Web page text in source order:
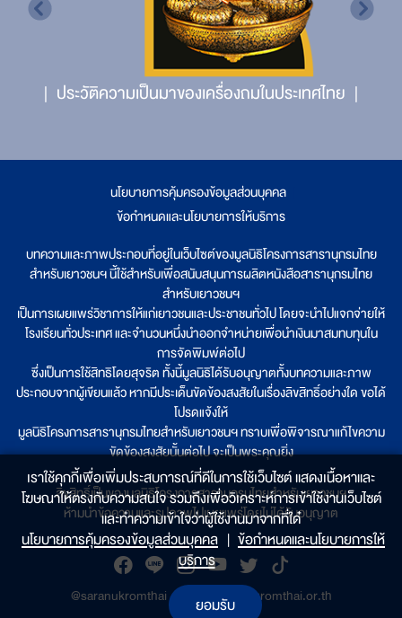
ประวัติความเป็นมาของเครื่องถมในประเทศไทย
นโยบายการคุ้มครองข้อมูลส่วนบุคคล
ข้อกำหนดและนโยบายการให้บริการ
บทความและภาพประกอบที่อยู่ในเว็บไซต์ของมูลนิธิโครงการสารานุกรมไทย
สำหรับเยาวชนฯ นี้ใช้สำหรับเพื่อสนับสนุนการผลิตหนังสือสารานุกรมไทย
สำหรับเยาวชนฯ
เป็นการเผยแพร่วิชาการให้แก่เยาวชนและประชาชนทั่วไป โดยจะนำไปแจกจ่ายให้
โรงเรียนทั่วประเทศ และจำนวนหนึ่งนำออกจำหน่ายเพื่อนำเงินมาสมทบทุนใน
การจัดพิมพ์ต่อไป
ซึ่งเป็นการใช้สิทธิโดยสุจริต ทั้งนี้มูลนิธิได้รับอนุญาตทั้งบทความและภาพ
ประกอบจากผู้เขียนแล้ว หากมีประเด็นขัดข้องสงสัยในเรื่องลิขสิทธิ์อย่างใด ขอได้
โปรดแจ้งให้
มูลนิธิโครงการสารานุกรมไทยสำหรับเยาวชนฯ ทราบเพื่อพิจารณาแก้ไขความ
ขัดข้องสงสัยนั้นต่อไป จะเป็นพระคุณยิ่ง
ลิขสิทธิ์เป็นของมูลนิธิโครงการสารานุกรมไทยสำหรับเยาวชนฯ
ห้ามนำข้อความและรูปภาพไปเผยแพร่โดยไม่ได้รับอนุญาต
@saranukromthai | www.saranukromthai.or.th
เราใช้คุกกี้เพื่อเพิ่มประสบการณ์ที่ดีในการใช้เว็บไซต์ แสดงเนื้อหาและ
โฆษณาให้ตรงกับความสนใจ รวมถึงเพื่อวิเคราะห์การเข้าใช้งานเว็บไซต์
และทำความเข้าใจว่าผู้ใช้งานมาจากที่ใด๋
นโยบายการคุ้มครองข้อมูลส่วนบุคคล | ข้อกำหนดและนโยบายการให้
บริการ
ยอมรับ